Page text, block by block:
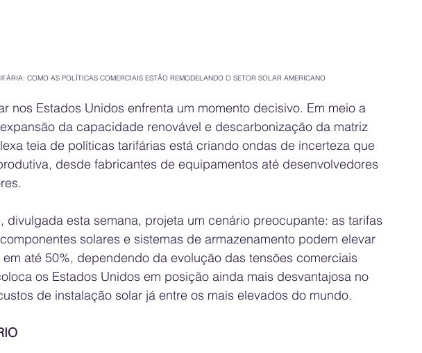
COMO AS POLÍTICAS COMERCIAIS ESTÃO REMODELANDO O SETOR SOLAR AMERICANO
nos Estados Unidos enfrenta um momento decisivo. Em meio a
da capacidade renovável e descarbonização da matriz
teia de políticas tarifárias está criando ondas de incerteza que
desde fabricantes de equipamentos até desenvolvedores
divulgada esta semana, projeta um cenário preocupante: as tarifas
solares e sistemas de armazenamento podem elevar
até 50%, dependendo da evolução das tensões comerciais
os Estados Unidos em posição ainda mais desvantajosa no
de instalação solar já entre os mais elevados do mundo.